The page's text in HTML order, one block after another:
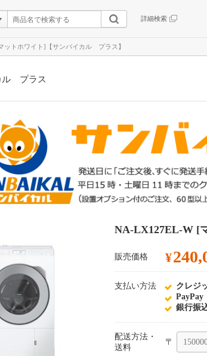
詳細検索
ットホワイト]【サンバイカル プラス】
ル プラス
NA-LX127EL-W [
販売価格 ¥
支払い方法
クレジ
PayPay
銀行振
配送方法・
送料
〒